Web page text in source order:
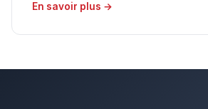
En savoir plus →